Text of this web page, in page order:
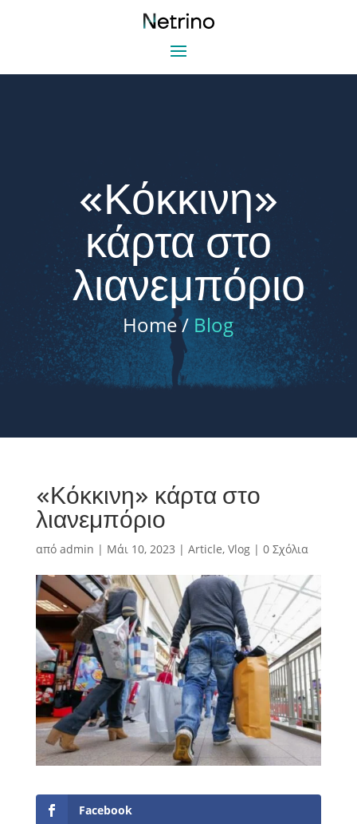
«Κόκκινη»
κάρτα στο
λιανεμπόριο
Home / Blog
«Κόκκινη» κάρτα στο
λιανεμπόριο
από admin | Μάι 10, 2023 | Article, Vlog| 0 Σχόλια
Facebook